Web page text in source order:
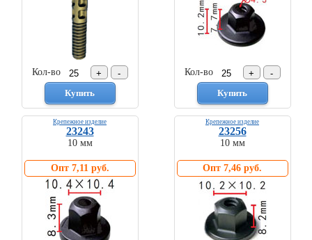
Кол-во Кол-во
Крепежное изделие
23243
10 мм
Опт 7,11 руб.
Крепежное изделие
23256
10 мм
Опт 7,46 руб.